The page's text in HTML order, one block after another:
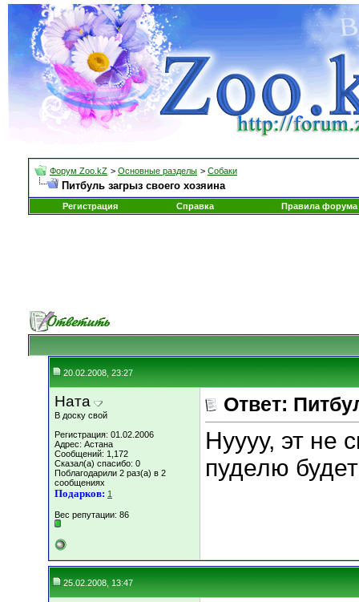
Форум Zoo.kZ > Основные разделы > Собаки
Питбуль загрыз своего хозяина
Регистрация Справка Правила форума
20.02.2008, 23:27
Ната
В доску свой
Регистрация: 01.02.2006
Адрес: Астана
Сообщений: 1,172
Сказал(а) спасибо: 0
Поблагодарили 2 раз(а) в 2
сообщениях
Подарков: 1
Вес репутации: 86
Ответ:
Нуууу, эт не
пуделю
25.02.2008, 13:47